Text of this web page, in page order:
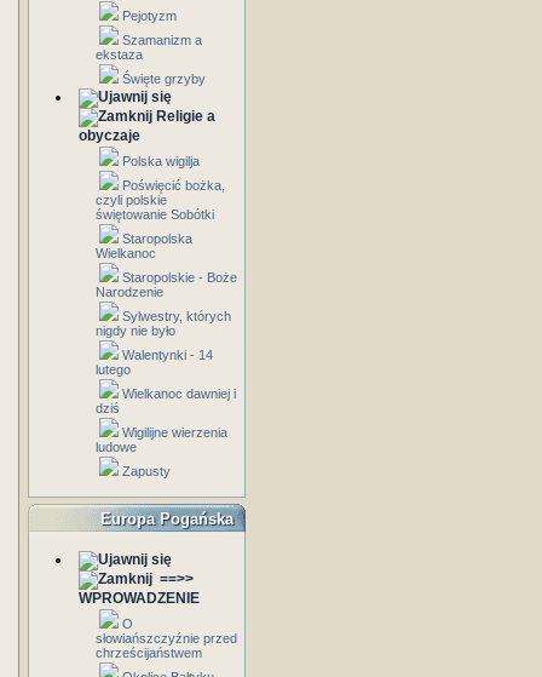
Pejotyzm
Szamanizm a
ekstaza
Święte grzyby
Religie a
obyczaje
Polska wigilja
Poświęcić bożka,
czyli polskie
świętowanie Sobótki
Staropolska
Wielkanoc
Staropolskie - Boże
Narodzenie
Sylwestry, których
nigdy nie było
Walentynki - 14
lutego
Wielkanoc dawniej i
dziś
Wigilijne wierzenia
ludowe
Zapusty
Europa Pogańska
==>>
WPROWADZENIE
O
słowiańszczyźnie przed
chrześcijaństwem